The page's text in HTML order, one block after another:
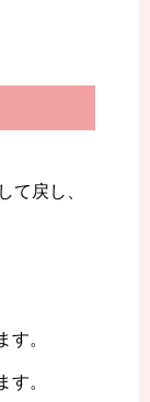
て戻し、
す。
す。